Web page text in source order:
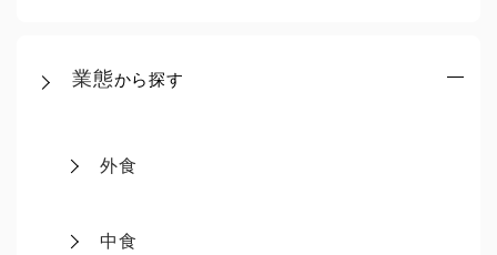
業態から探す
外食
中食